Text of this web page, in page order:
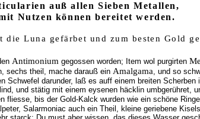
auß allen Sieben Metallen,
Nutzen können bereitet werden.
dieLuna gefärbet und zum besten Gold
Antimonium gegossen worden; Item wol purgirten
sechs theil, mache darauß ein Amalgama, und so
Schwefel darunder, laß es auff einem breiten Scherben
und stätig mit einem eysenen häcklin umbgerühret,
fliesse, bis der Gold-Kalck wurden wie ein schöne
Salarmoniac auch ein Theil, kleine geriebene